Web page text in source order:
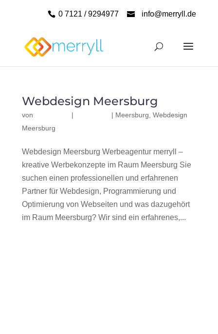
0 7121 / 9294977 info@merryll.de
Webdesign Meersburg
von | | Meersburg Webdesign
Meersburg
Webdesign Meersburg Werbeagentur merryll –
kreative Werbekonzepte im Raum Meersburg Sie
suchen einen professionellen und erfahrenen
Partner für Webdesign, Programmierung und
Optimierung von Webseiten und was dazugehört
im Raum Meersburg? Wir sind ein erfahrenes,...